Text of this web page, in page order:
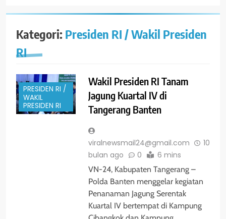
Kategori: Presiden RI / Wakil Presiden
RI
PRESIDEN RI /
WAKIL
PRESIDEN RI
Wakil Presiden RI Tanam
Jagung Kuartal IV di
Tangerang Banten
viralnewsmail24@gmail.com
10
bulan ago
0 6 mins
VN-24, Kabupaten Tangerang –
Polda Banten menggelar kegiatan
Penanaman Jagung Serentak
Kuartal IV bertempat di Kampung